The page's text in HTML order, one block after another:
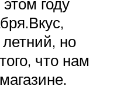
но
что нам